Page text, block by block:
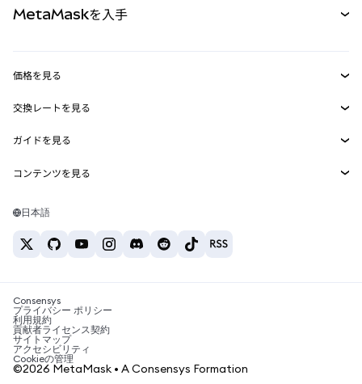
RWA
MetaMask Connect
Snaps
Web3サービス
MetaMaskを入手
セキュリティ
サポート
キャリア
お問い合わせ
価格を見る
イーサリアムの価格
Solanaの価格
Tetherの価格
交換レートを見る
ETH→USD
USDT→INR
BTC→INR
ETH→USDT
ガイドを見る
ETHの購入
USDTの購入
SHIBの購入
BNBの購入
コンテンツを見る
Solanaウォレット
税制関連ニュース
暗号資産の購入方法は？
ビットコインを売るには？
日本語
Consensys
プライバシー ポリシー
利用規約
貢献者ライセンス契約
サイトマップ
アクセシビリティ
Cookieの管理
©2026 MetaMask • A Consensys Formation